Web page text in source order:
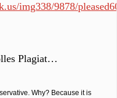
img338/9878/
Plagiat…
Why? Because it is